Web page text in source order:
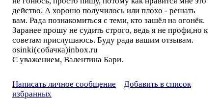
действо. А хорошо получилось или плохо - решать
вам. Рада познакомиться с теми, кто зашёл на огонёк.
Заранее прошу не судить строго, ведь я не профи,но к
советам прислушаюсь. Буду рада вашим отзывам.
osinki(собачка)inbox.ru
С уважением, Валентина Бари.
Написать личное сообщение
Добавить в список
избранных